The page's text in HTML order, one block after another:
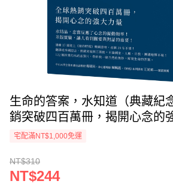
生命的答案，水知道（典藏紀
銷突破四百萬冊，揭開心念的
宅配滿NT$1,000免運
NT$310
NT$244